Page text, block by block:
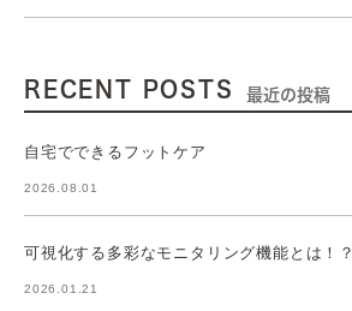
RECENT POSTS 最近の投稿
自宅でできるフットケア
2026.08.01
可視化する多彩なモニタリング機能とは！？
2026.01.21